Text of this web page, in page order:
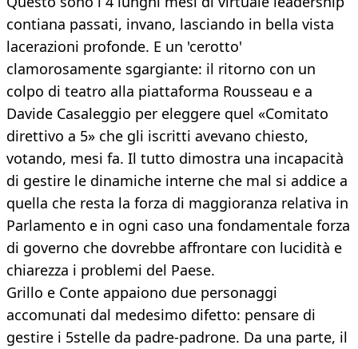
contiana passati, invano, lasciando in bella vista
lacerazioni profonde. E un 'cerotto'
clamorosamente sgargiante: il ritorno con un
colpo di teatro alla piattaforma Rousseau e a
Davide Casaleggio per eleggere quel «Comitato
direttivo a 5» che gli iscritti avevano chiesto,
votando, mesi fa. Il tutto dimostra una incapacità
di gestire le dinamiche interne che mal si addice a
quella che resta la forza di maggioranza relativa in
Parlamento e in ogni caso una fondamentale forza
di governo che dovrebbe affrontare con lucidità e
chiarezza i problemi del Paese.
Grillo e Conte appaiono due personaggi
accomunati dal medesimo difetto: pensare di
gestire i 5stelle da padre-padrone. Da una parte, il